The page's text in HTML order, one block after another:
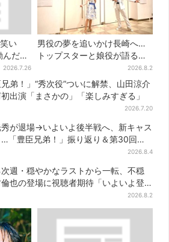
い
んだ1
る自
2026.7.26
男役の夢を追いかけ長崎へ…
トップスターと娘役が語る
「ハウステンボス歌劇団」と
は？大阪で初公演開催
2026.8.2
兄弟！」“秀次役”ついに解禁、山田涼介
出演「まさかの」「楽しみすぎる」
2026.7.20
が退場→いよいよ後半戦へ、新キャス
…「豊臣兄弟！」振り返り＆第30回あ
2026.8.4
次週・穏やかなラストから一転、不穏
也の登場に視聴者期待「いよいよ登
2026.8.2